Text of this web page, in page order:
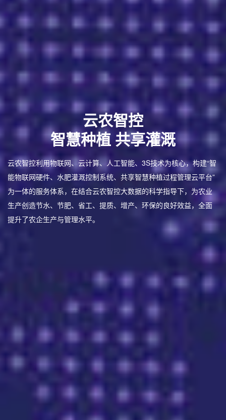
云农智控
智慧种植 共享灌溉
云农智控利用物联网、云计算、人工智能、3S技术为核心，构建“智
能物联网硬件、水肥灌溉控制系统、共享智慧种植过程管理云平台”
为一体的服务体系，在结合云农智控大数据的科学指导下，为农业
生产创造节水、节肥、省工、提质、增产、环保的良好效益，全面
提升了农企生产与管理水平。